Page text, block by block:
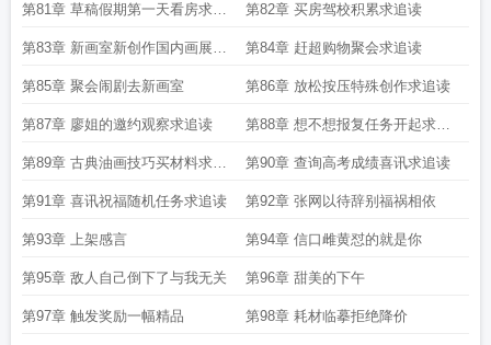
第81章 草稿假期第一天看房求追
读
第82章 买房驾校积累求追读
第83章 新画室新创作国内画展求
追读
第84章 赶超购物聚会求追读
第85章 聚会闹剧去新画室 第86章 放松按压特殊创作求追读
第87章 廖姐的邀约观察求追读 第88章 想不想报复任务开起求追
读
第89章 古典油画技巧买材料求追
读
第90章 查询高考成绩喜讯求追读
第91章 喜讯祝福随机任务求追读 第92章 张网以待辞别福祸相依
第93章 上架感言 第94章 信口雌黄怼的就是你
第95章 敌人自己倒下了与我无关 第96章 甜美的下午
第97章 触发奖励一幅精品 第98章 耗材临摹拒绝降价